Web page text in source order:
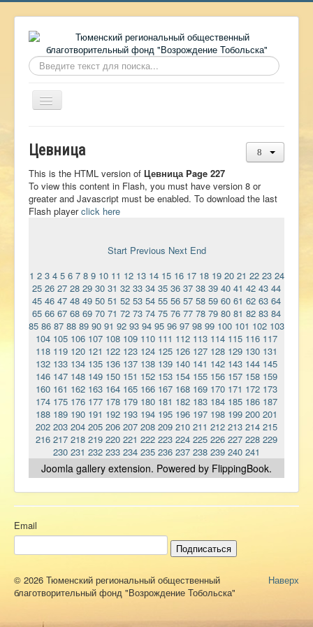
Искать...
Включить/
выключить
О фонде
Онлайн библиотека
Видеоматериалы
Сайт проекта Достоевский
Ермаковополе.рф
Цевница
This is the HTML version of Цевница Page 227
To view this content in Flash, you must have version 8 or
greater and Javascript must be enabled. To download the last
Flash playerclick here
Start Previous Next End
1 2 3 4 5 6 7 8 9 10 11 12 13 14 15 16 17 18 19 20 21 22 23 24
25 26 27 28 29 30 31 32 33 34 35 36 37 38 39 40 41 42 43 44
45 46 47 48 49 50 51 52 53 54 55 56 57 58 59 60 61 62 63 64
65 66 67 68 69 70 71 72 73 74 75 76 77 78 79 80 81 82 83 84
85 86 87 88 89 90 91 92 93 94 95 96 97 98 99 100 101 102 103
104 105 106 107 108 109 110 111 112 113 114 115 116 117
118 119 120 121 122 123 124 125 126 127 128 129 130 131
132 133 134 135 136 137 138 139 140 141 142 143 144 145
146 147 148 149 150 151 152 153 154 155 156 157 158 159
160 161 162 163 164 165 166 167 168 169 170 171 172 173
174 175 176 177 178 179 180 181 182 183 184 185 186 187
188 189 190 191 192 193 194 195 196 197 198 199 200 201
202 203 204 205 206 207 208 209 210 211 212 213 214 215
216 217 218 219 220 221 222 223 224 225 226 227 228 229
230 231 232 233 234 235 236 237 238 239 240 241
Joomla gallery extension. Powered by FlippingBook.
Email
Подписаться
Наверх
© 2026 Тюменский региональный общественный
благотворительный фонд "Возрождение Тобольска"